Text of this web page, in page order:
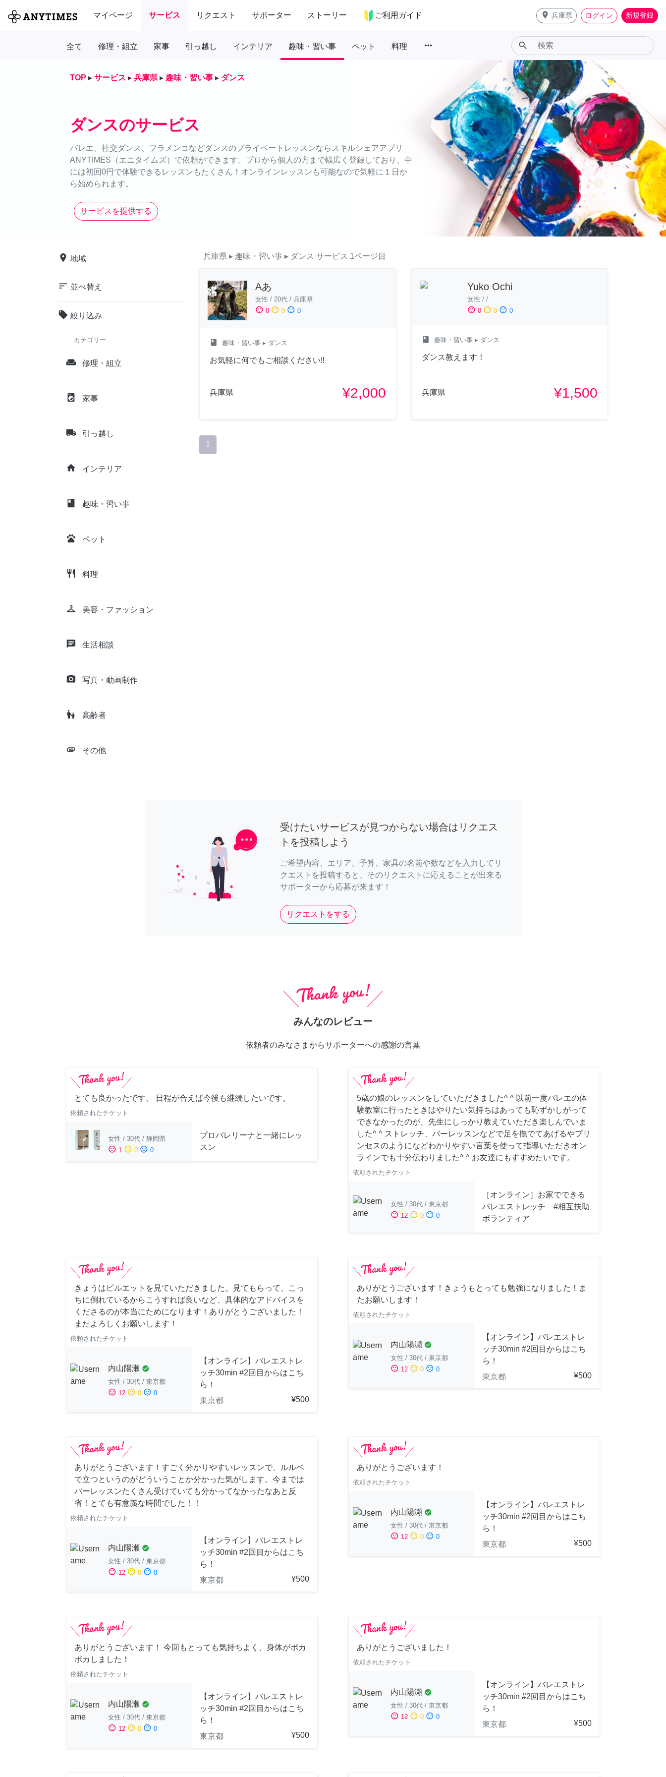
マイページ サービス リクエスト サポーター ストーリー ご利用ガイド place 兵庫県 ログイン 新規登録
全て 修理・組立 家事 引っ越し インテリア 趣味・習い事 ペット 料理 more_horiz search
TOP ▸ サービス ▸ 兵庫県 ▸ 趣味・習い事 ▸ ダンス
ダンスのサービス
バレエ、社交ダンス、フラメンコなどダンスのプライベートレッスンならスキルシェアアプリ
ANYTIMES（エニタイムズ）で依頼ができます。プロから個人の方まで幅広く登録しており、中
には初回0円で体験できるレッスンもたくさん！オンラインレッスンも可能なので気軽に１日か
ら始められます。
サービスを提供する
place 地域
sort 並べ替え
local_offer 絞り込み
カテゴリー
weekend 修理・組立
local_laundry_service 家事
local_shipping 引っ越し
home インテリア
class 趣味・習い事
pets ペット
restaurant 料理
checkroom 美容・ファッション
chat 生活相談
camera_alt 写真・動画制作
escalator_warning 高齢者
attachment その他
兵庫県 ▸ 趣味・習い事 ▸ ダンス サービス 1ページ目
Aあ
女性 / 20代 / 兵庫県
sentiment_satisfied 0 sentiment_neutral 0 sentiment_dissatisfied 0
class 趣味・習い事 ▸ ダンス
お気軽に何でもご相談ください‼︎
兵庫県 ¥2,000
Yuko Ochi
女性 / /
sentiment_satisfied 0 sentiment_neutral 0 sentiment_dissatisfied 0
class 趣味・習い事▸ ダンス
ダンス教えます！
兵庫県 ¥1,500
1
受けたいサービスが見つからない場合はリクエス
トを投稿しよう
ご希望内容、エリア、予算、家具の名前や数などを入力してリ
クエストを投稿すると、そのリクエストに応えることが出来る
サポーターから応募が来ます！
リクエストをする
みんなのレビュー
依頼者のみなさまからサポーターへの感謝の言葉
とても良かったです。 日程が合えば今後も継続したいです。
依頼されたチケット
女性 / 30代 / 静岡県
sentiment_satisfied 1 sentiment_neutral 0 sentiment_dissatisfied 0
プロバレリーナと一緒にレッ
スン
5歳の娘のレッスンをしていただきました^ ^ 以前一度バレエの体
験教室に行ったときはやりたい気持ちはあっても恥ずかしがって
できなかったのが、先生にしっかり教えていただき楽しんでいま
した^ ^ ストレッチ、バーレッスンなどで足を撫でてあげるやプリ
ンセスのようになどわかりやすい言葉を使って指導いただきオン
ラインでも十分伝わりました^ ^ お友達にもすすめたいです。
依頼されたチケット
女性 / 30代 / 東京都
sentiment_satisfied 12 sentiment_neutral 0 sentiment_dissatisfied 0
［オンライン］お家でできる
バレエストレッチ #相互扶助
ボランティア
きょうはピルエットを見ていただきました。見てもらって、こっ
ちに倒れているからこうすれば良いなど、具体的なアドバイスを
くださるのが本当にためになります！ありがとうございました！
またよろしくお願いします！
依頼されたチケット
内山陽瀬 check_circle
女性 / 30代 / 東京都
sentiment_satisfied 12 sentiment_neutral 0 sentiment_dissatisfied 0
【オンライン】バレエストレ
ッチ30min #2回目からはこち
ら！
東京都
¥500
ありがとうございます！きょうもとっても勉強になりました！ま
たお願いします！
依頼されたチケット
内山陽瀬 check_circle
女性 / 30代 / 東京都
sentiment_satisfied 12 sentiment_neutral 0 sentiment_dissatisfied 0
【オンライン】バレエストレ
ッチ30min #2回目からはこち
ら！
東京都
¥500
ありがとうございます！すごく分かりやすいレッスンで、ルルベ
で立つというのがどういうことか分かった気がします。今までは
バーレッスンたくさん受けていても分かってなかったなあと反
省！とても有意義な時間でした！！
依頼されたチケット
内山陽瀬 check_circle
女性 / 30代 / 東京都
sentiment_satisfied 12 sentiment_neutral 0 sentiment_dissatisfied 0
【オンライン】バレエストレ
ッチ30min #2回目からはこち
ら！
東京都
¥500
ありがとうございます！
依頼されたチケット
内山陽瀬 check_circle
女性 / 30代 / 東京都
sentiment_satisfied 12 sentiment_neutral 0 sentiment_dissatisfied 0
【オンライン】バレエストレ
ッチ30min #2回目からはこち
ら！
東京都
¥500
ありがとうございます！ 今回もとっても気持ちよく、身体がポカ
ポカしました！
依頼されたチケット
内山陽瀬 check_circle
女性 / 30代 / 東京都
sentiment_satisfied 12 sentiment_neutral 0 sentiment_dissatisfied 0
【オンライン】バレエストレ
ッチ30min #2回目からはこち
ら！
東京都
¥500
ありがとうございました！
依頼されたチケット
内山陽瀬 check_circle
女性 / 30代 / 東京都
sentiment_satisfied 12 sentiment_neutral 0 sentiment_dissatisfied 0
【オンライン】バレエストレ
ッチ30min #2回目からはこち
ら！
東京都
¥500